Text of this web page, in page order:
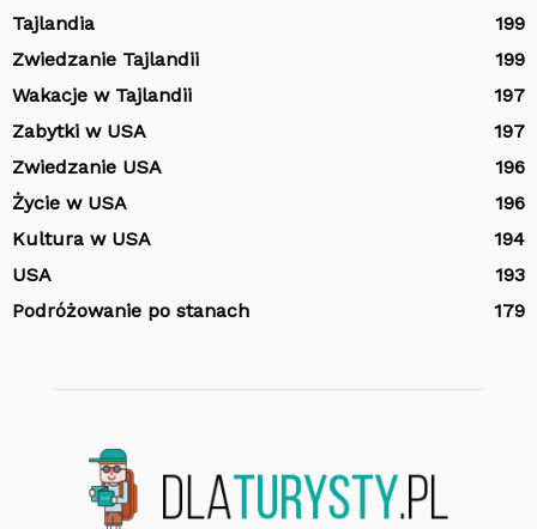
Tajlandia
199
Zwiedzanie Tajlandii
199
Wakacje w Tajlandii
197
Zabytki w USA
197
Zwiedzanie USA
196
Życie w USA
196
Kultura w USA
194
USA
193
Podróżowanie po stanach
179